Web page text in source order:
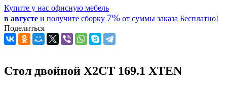
Купите у нас офисную мебель
в августе и получите сборку 7% от суммы заказа Бесплатно!
Поделиться
Стол двойной X2CT 169.1 XTEN